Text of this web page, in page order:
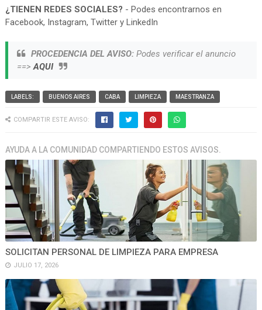
¿TIENEN REDES SOCIALES? - Podes encontrarnos en
Facebook, Instagram, Twitter y LinkedIn
PROCEDENCIA DEL AVISO:Podes verificar el anuncio
==>AQUI
LABELS: BUENOS AIRES CABA LIMPIEZA MAESTRANZA
COMPARTIR ESTE AVISO:
AYUDA A LA COMUNIDAD COMPARTIENDO ESTOS AVISOS.
SOLICITAN PERSONAL DE LIMPIEZA PARA EMPRESA
JULIO 17, 2026